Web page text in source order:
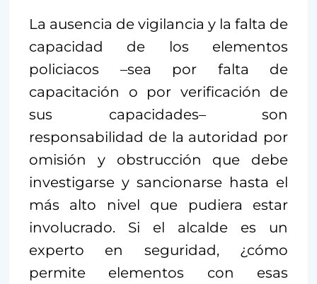
La ausencia de vigilancia y la falta de
capacidad de los elementos
policiacos –sea por falta de
capacitación o por verificación de
sus capacidades– son
responsabilidad de la autoridad por
omisión y obstrucción que debe
investigarse y sancionarse hasta el
más alto nivel que pudiera estar
involucrado. Si el alcalde es un
experto en seguridad, ¿cómo
permite elementos con esas